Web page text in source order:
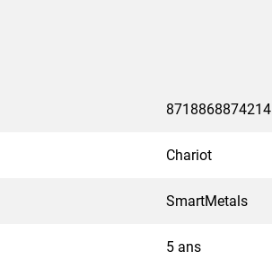
8718868874214
Chariot
SmartMetals
5 ans